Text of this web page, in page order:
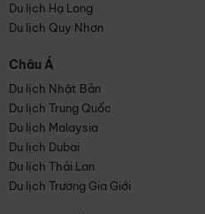
Du lịch Hạ Long
Du lịch Quy Nhơn
Châu Á
Du lịch Nhật Bản
Du lịch Trung Quốc
Du lịch Malaysia
Du lịch Dubai
Du lịch Thái Lan
Du lịch Trương Gia Giới